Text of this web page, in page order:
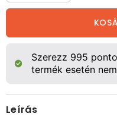
mennyiségénekmennyiségének
Szerezz 995
termék esetén
Leírás